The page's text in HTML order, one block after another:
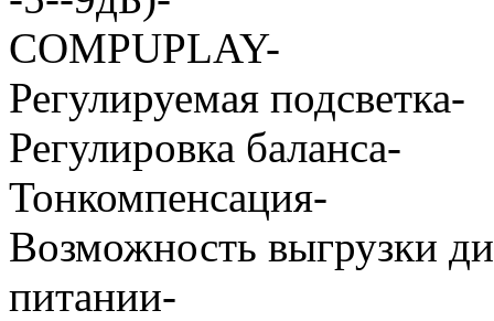
COMPUPLAY-
Регулируемая подсветка-
Регулировка баланса-
Тонкомпенсация-
Возможность выгрузки
питании-